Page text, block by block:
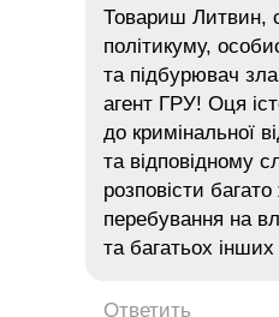
Товариш Литвин,
політикуму,
та підбурювач
агент ГРУ! Оця
до кримінальної
та відповідному
розповісти багато
перебування на
та багатьох інших
Ответить